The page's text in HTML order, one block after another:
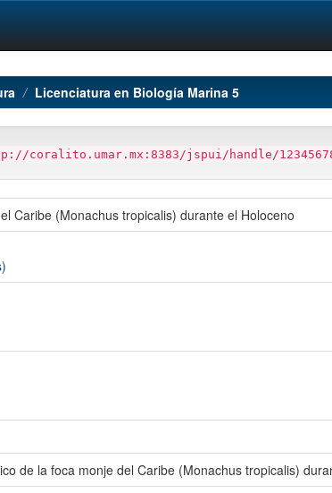
Licenciatura en Biología Marina 5
coralito.umar.mx:8383/jspui/handle/
Caribe (Monachus tropicalis) durante el Holoceno
de la foca monje del Caribe (Monachus tropicalis)